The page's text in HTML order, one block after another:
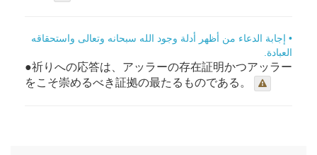
• إجابة الدعاء من أظهر أدلة وجود الله سبحانه وتعالى واستحقاقه
العبادة.
●祈りへの応答は、アッラーの存在証明かつアッラー
をこそ崇めるべき証拠の最たるものである。